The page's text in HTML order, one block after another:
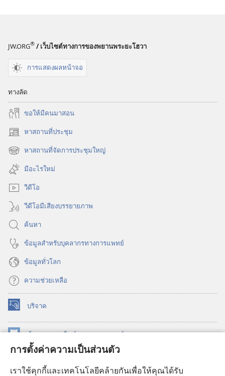
การตั้งค่าความเป็นส่วนตัว
เราใช้คุกกี้และเทคโนโลยีคล้ายกันเพื่อให้คุณได้รับ
JW.ORG® / เว็บไซต์ทางการของพยานพระยะโฮวา
การแสดงผลหน้าจอ
ทางลัด
ขอ​ให้​มี​คน​มา​สอน
หาสถานที่ประชุม
(เปิด
หน้าต่าง
ใหม่)
หาสถานที่จัดการประชุมใหญ่
(เปิด
หน้าต่าง
ใหม่)
มีอะไรใหม่
วีดีโอ
วีดีโอมีเสียงบรรยายภาพ
ค้นหา
ข้อมูล​สำหรับ​บุคลากร​ทาง​การ​แพทย์
ข้อมูล​ทั่ว​โลก
ความช่วยเหลือ
บริจาค
(เปิด
หน้าต่าง
ใหม่) ห้องสมุดออนไลน์ของวอชเทาเวอร์
หน้าต่าง
®
หน้าต่าง